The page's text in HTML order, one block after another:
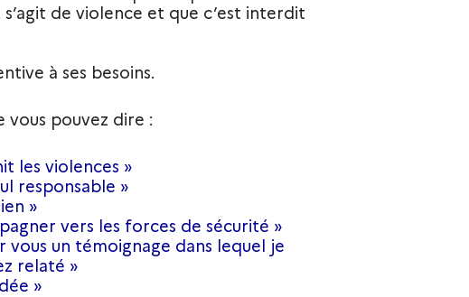
s’agit de violence et que c’est interdit
à ses besoins.
vous pouvez dire :
les violences »
responsable »
»
vers les forces de sécurité »
vous un témoignage dans lequel je
relaté »
»